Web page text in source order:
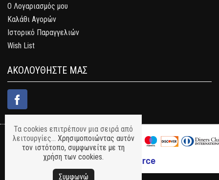
Ο Λογαριασμός μου
Καλάθι Αγορών
Ιστορικό Παραγγελιών
Wish List
ΑΚΟΛΟΥΘΗΣΤΕ ΜΑΣ
Τα cookies επιτρέπουν μια σειρά από
λειτουργίες... Χρησιμοποιώντας αυτόν
τον ιστότοπο, συμφωνείτε με τη
χρήση των cookies.
Συμφωνώ